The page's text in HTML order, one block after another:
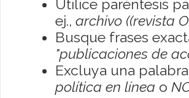
Utilice paréntesis
ej., archivo ((revista
Busque frases
"publicaciones de
Excluya una
política en línea o